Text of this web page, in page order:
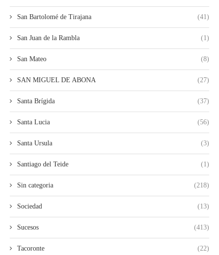
San Bartolomé de Tirajana (41)
San Juan de la Rambla (1)
San Mateo (8)
SAN MIGUEL DE ABONA (27)
Santa Brígida (37)
Santa Lucia (56)
Santa Ursula (3)
Santiago del Teide (1)
Sin categoria (218)
Sociedad (13)
Sucesos (413)
Tacoronte (22)